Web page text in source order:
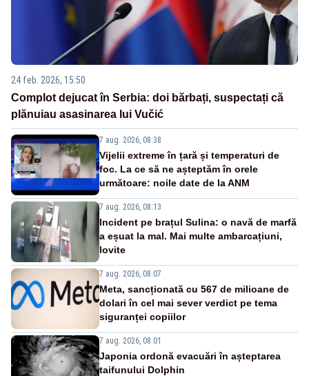
24 feb. 2026, 15:50
Complot dejucat în Serbia: doi bărbați, suspectați că
plănuiau asasinarea lui Vučić
7 aug. 2026, 08:38
Vijelii extreme în țară și temperaturi de
foc. La ce să ne așteptăm în orele
următoare: noile date de la ANM
7 aug. 2026, 08:13
Incident pe brațul Sulina: o navă de marfă
a eșuat la mal. Mai multe ambarcațiuni,
lovite
7 aug. 2026, 08:07
Meta, sancționată cu 567 de milioane de
dolari în cel mai sever verdict pe tema
siguranței copiilor
7 aug. 2026, 08:01
Japonia ordonă evacuări în așteptarea
taifunului Dolphin